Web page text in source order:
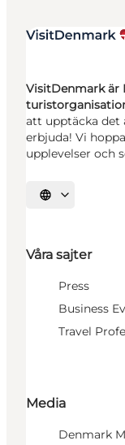
VisitDenmark är
att upptäcka det
erbjuda! Vi
upplevelser och
Välj språk
Våra sajter
Press
Business
Travel
Media
Denmark